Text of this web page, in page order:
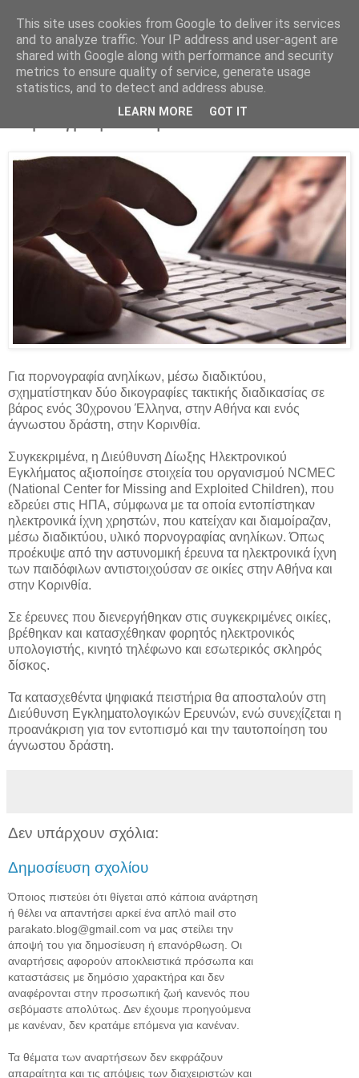
Parakato.gr
Συλλήψεις στην Κορινθία για
πορνογραφία ανηλίκων
Για πορνογραφία ανηλίκων, μέσω διαδικτύου,
σχηματίστηκαν δύο δικογραφίες τακτικής διαδικασίας σε
βάρος ενός 30χρονου Έλληνα, στην Αθήνα και ενός
άγνωστου δράστη, στην Κορινθία.
Συγκεκριμένα, η Διεύθυνση Δίωξης Ηλεκτρονικού
Εγκλήματος αξιοποίησε στοιχεία του οργανισμού NCMEC
(National Center for Missing and Exploited Children), που
εδρεύει στις ΗΠΑ, σύμφωνα με τα οποία εντοπίστηκαν
ηλεκτρονικά ίχνη χρηστών, που κατείχαν και διαμοίραζαν,
μέσω διαδικτύου, υλικό πορνογραφίας ανηλίκων. Όπως
προέκυψε από την αστυνομική έρευνα τα ηλεκτρονικά ίχνη
των παιδόφιλων αντιστοιχούσαν σε οικίες στην Αθήνα και
στην Κορινθία.
Σε έρευνες που διενεργήθηκαν στις συγκεκριμένες οικίες,
βρέθηκαν και κατασχέθηκαν φορητός ηλεκτρονικός
υπολογιστής, κινητό τηλέφωνο και εσωτερικός σκληρός
δίσκος.
Τα κατασχεθέντα ψηφιακά πειστήρια θα αποσταλούν στη
Διεύθυνση Εγκληματολογικών Ερευνών, ενώ συνεχίζεται η
προανάκριση για τον εντοπισμό και την ταυτοποίηση του
άγνωστου δράστη.
Δεν υπάρχουν σχόλια:
Δημοσίευση σχολίου
Όποιος πιστεύει ότι θίγεται από κάποια ανάρτηση
ή θέλει να απαντήσει αρκεί ένα απλό mail στο
parakato.blog@gmail.com να μας στείλει την
άποψή του για δημοσίευση ή επανόρθωση. Οι
αναρτήσεις αφορούν αποκλειστικά πρόσωπα και
καταστάσεις με δημόσιο χαρακτήρα και δεν
αναφέρονται στην προσωπική ζωή κανενός που
σεβόμαστε απολύτως. Δεν έχουμε προηγούμενα
με κανέναν, δεν κρατάμε επόμενα για κανέναν.
Τα θέματα των αναρτήσεων δεν εκφράζουν
απαραίτητα και τις απόψεις των διαχειριστών και
This site uses cookies from Google to deliver its services
and to analyze traffic. Your IP address and user-agent are
shared with Google along with performance and security
metrics to ensure quality of service, generate usage
statistics, and to detect and address abuse.
LEARN MORE GOT IT